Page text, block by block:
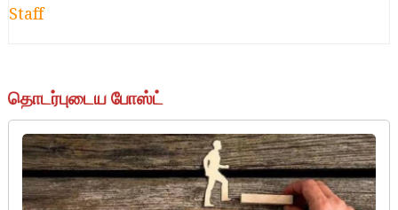
Staff
தொடர்புடைய போஸ்ட்